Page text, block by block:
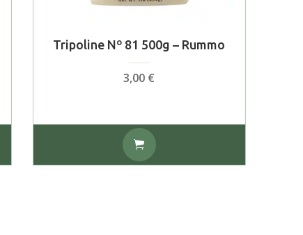
Tripoline Nº 81 500g – Rummo
3,00 €